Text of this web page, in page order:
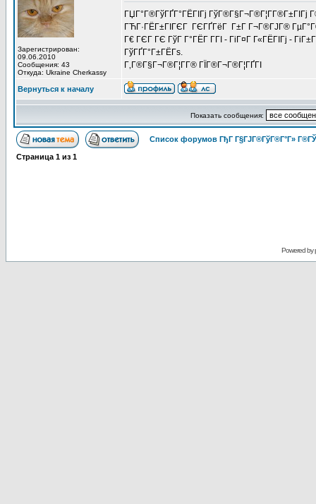
Зарегистрирован:
09.06.2010
Сообщения: 43
Откуда: Ukraine Cherkassy
ГЏГ°Г®ГўГҐГ°ГЁГІГј
ГЋГ·ГЁГ±ГІГЄГ ГЄГҐГёГ Г±Г Г¬Г®ГЈГ®
Г€ ГЄГ ГЄ ГўГ Г°ГЁГ Г­ГІ - ГіГ¤Г Г«ГЁГІГј -
ГўГҐГ°Г±ГЁГѕ.
Г‚Г®Г§Г¬Г®Г¦Г­Г® ГЇГ®Г¬Г®Г¦ГҐГІ
Вернуться к началу
Показать сообщения:
Список форумов ГђГ Г§ГЈГ®ГўГ®Г°Г»
Страница 1 из 1
Powered by